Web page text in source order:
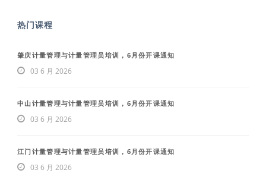
热门课程
肇庆计量管理与计量管理员培训，6月份开课通知
03 6 月 2026
中山计量管理与计量管理员培训，6月份开课通知
03 6 月 2026
江门计量管理与计量管理员培训，6月份开课通知
03 6 月 2026